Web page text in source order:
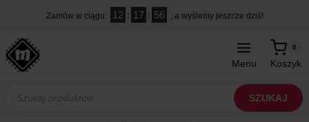
treści
Zamów w ciągu: 12 : 17 : 56 , a wyślemy jeszcze dziś!
Menu Koszyk
0
produktów
SZUKAJ